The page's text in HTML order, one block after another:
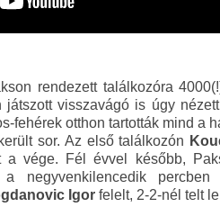
rendezett találkozóra
visszavágó is úgy
fehérek otthon tartották mind a
sor. Az első találkozón
vége. Fél évvel később,
negyvenkilencedik percben
Igor felelt, 2-2-nél telt